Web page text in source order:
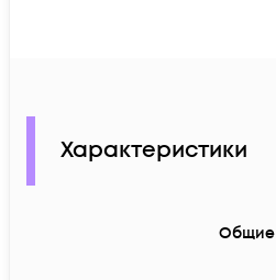
Характеристики
Общие